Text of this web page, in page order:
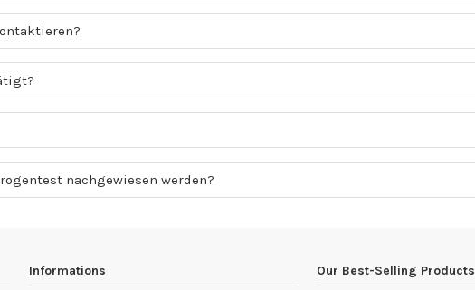
nachgewiesen werden?
Informations Our Best-Selling Products